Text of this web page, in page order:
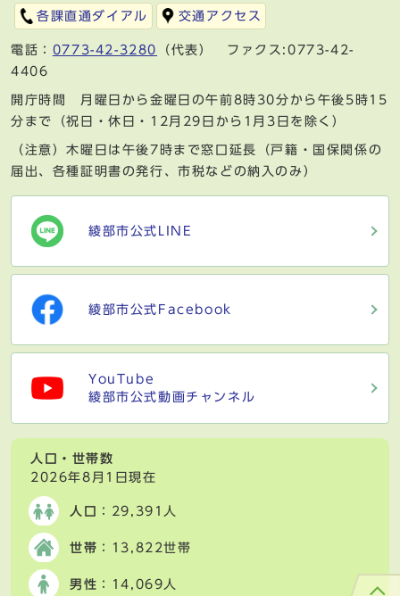
各課直通ダイアル
交通アクセス
電話： 0773-42-3280
（代表） ファクス:0773-42-
4406
開庁時間 月曜日から金曜日の午前8時30分から午後5時15
分まで（祝日・休日・12月29日から1月3日を除く）
（注意）木曜日は午後7時まで窓口延長（戸籍・国保関係の
届出、各種証明書の発行、市税などの納入のみ）
綾部市公式LINE
綾部市公式Facebook
YouTube
綾部市公式動画チャンネル
人口・世帯数
2026年8月1日現在
人口 ：29,391人
世帯 ：13,822世帯
男性 ：14,069人